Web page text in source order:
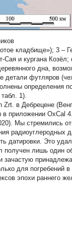
кладбище»); 3 –
Сая и кургана
дна,
футляров
определения
1).
в Дебрецене
в приложении OxCal
Мы стремились
радиоуглеродных
датировки. Это
получен лишь один
зачастую
для погребений
эпохи раннего